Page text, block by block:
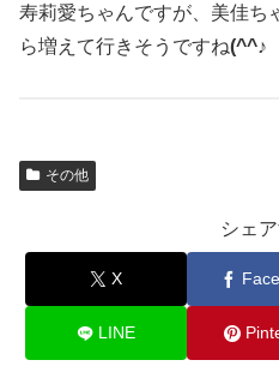
寿莉愛ちゃんですが、美佳ち
ら増えて行きそうですね(^^♪
その他
シェ
X
LINE